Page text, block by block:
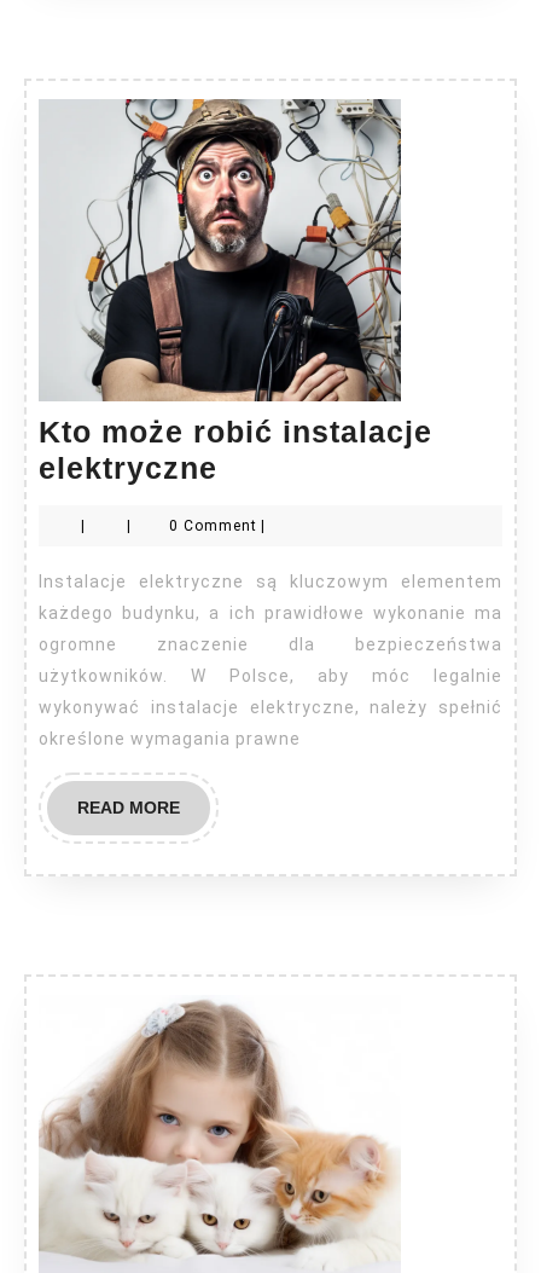
Kto może robić instalacje
elektryczne
robić
instalacje
elektryczne
| | 0 Comment |
każdego budynku, a ich prawidłowe wykonanie ma
ogromne znaczenie dla bezpieczeństwa
użytkowników. W Polsce, aby móc legalnie
wykonywać instalacje elektryczne, należy spełnić
określone wymagania prawne
READ MOREREAD
MORE